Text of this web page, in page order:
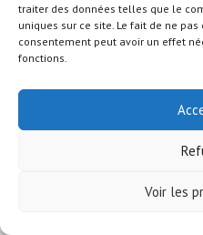
traiter des données telles que le
uniques sur ce site. Le fait de ne
consentement peut avoir un effet
fonctions.
Voir les
© COPYRIGHT -